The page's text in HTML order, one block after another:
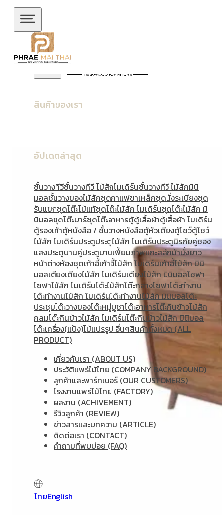
ข้ามไปยังเนื้อหาหลัก
สินค้าของเรา
อัปเดตล่าสุด
ชั้นวางทีวีชั้นวางทีวี ไม้สักโมเดิร์นชั้นวางทีวี ไม้สักมินิ
มอลชั้นวางของไม้สักชุดกาแฟขาเหล็กชุดนั่งระเบียงชุด
รับแขกชุดโต๊ะไม้แท้ชุดโต๊ะไม้สัก โมเดิร์นชุดโต๊ะไม้สัก มิ
นิมอลชุดโต๊ะบาร์ชุดโต๊ะอาหารตู้ตู้เสื้อผ้าตู้เสื้อผ้า โมเดิร์น
ตู้รองเท้าตู้หนังสือ / ชั้นวางหนังสือตู้หัวเตียงตู้โชว์ตู้โชว์
ไม้สัก โมเดิร์นประตูประตูไม้สัก โมเดิร์นประตูนิรภัยคู่ชอง
แสงประตูบานคู่ประตูบานเฟี้ยมภาพแกะสลักม้านั่งยาว
หน้าต่างห้องชุดเก้าอี้เก้าอี้ไม้สัก โมเดิร์นเก้าอี้ไม้สัก มินิ
มอลเตียงเตียงไม้สัก โมเดิร์นเตียงไม้สัก มินิมอลโซฟา
โซฟาไม้สัก โมเดิร์นโต๊ะไม้สักโต๊ะกลางโซฟาโต๊ะทำงาน
โต๊ะทํางานไม้สัก โมเดิร์นโต๊ะทำงานไม้สัก มินิมอลโต๊ะ
ประชุมโต๊ะวางของโต๊ะหมู่บูชาโต๊ะอาหารโต๊ะกินข้าวไม้สัก
กลมโต๊ะกินข้าวไม้สัก โมเดิร์นโต๊ะกินข้าวไม้สัก มินิมอล
โต๊ะเครื่อง(แป้ง)ไม้แปรรูป อื่นๆสินค้าทั้งหมด (ALL
PRODUCT)
เกี่ยวกับเรา (ABOUT US)
ประวัติแพร่ไม้ไทย (COMPANY BACKGROUND)
ลูกค้าและพาร์ทเนอร์ (OUR CUSTOMERS)
โรงงานแพร่ไม้ไทย (FACTORY)
ผลงาน (ACHIVEMENT)
รีวิวลูกค้า (REVIEW)
ข่าวสารและบทความ (ARTICLE)
ติดต่อเรา (CONTACT)
คำถามที่พบบ่อย (FAQ)
English
ไทย